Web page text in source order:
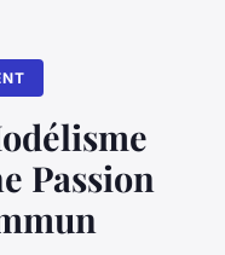
Passion